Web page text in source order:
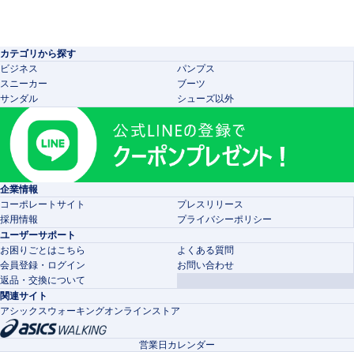
カテゴリから探す
ビジネス
パンプス
スニーカー
ブーツ
サンダル
シューズ以外
企業情報
コーポレートサイト
プレスリリース
採用情報
プライバシーポリシー
ユーザーサポート
お困りごとはこちら
よくある質問
会員登録・ログイン
お問い合わせ
返品・交換について
関連サイト
アシックスウォーキングオンラインストア
営業日カレンダー